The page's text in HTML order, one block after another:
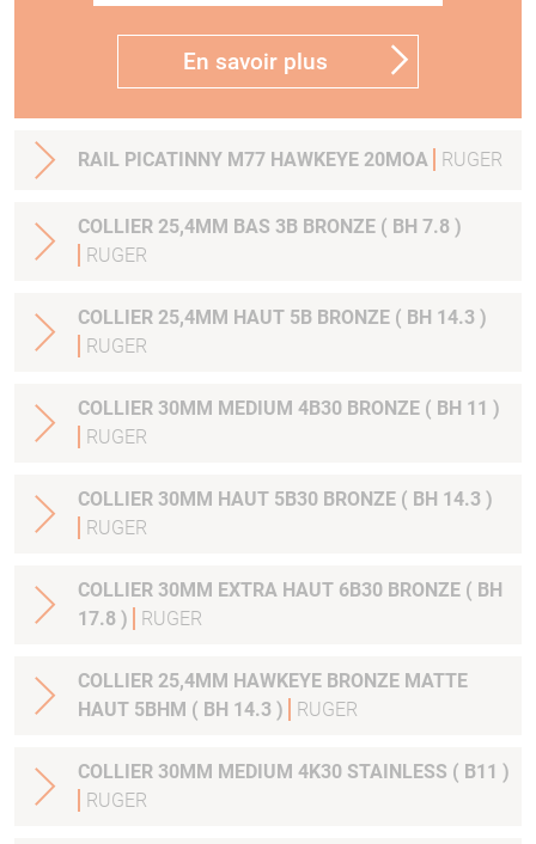
En savoir plus
RAIL PICATINNY M77 HAWKEYE 20MOA RUGER
COLLIER 25,4MM BAS 3B BRONZE ( BH 7.8 )
RUGER
COLLIER 25,4MM HAUT 5B BRONZE ( BH 14.3 )
RUGER
COLLIER 30MM MEDIUM 4B30 BRONZE ( BH 11 )
RUGER
COLLIER 30MM HAUT 5B30 BRONZE ( BH 14.3 )
RUGER
COLLIER 30MM EXTRA HAUT 6B30 BRONZE ( BH
17.8 )
RUGER
COLLIER 25,4MM HAWKEYE BRONZE MATTE
HAUT 5BHM ( BH 14.3 )
RUGER
COLLIER 30MM MEDIUM 4K30 STAINLESS ( B11 )
RUGER